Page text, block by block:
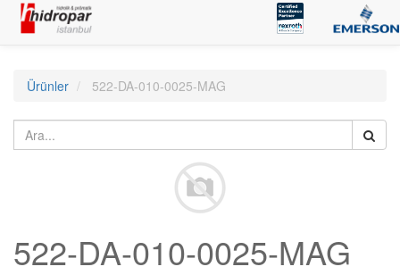
Ürünler 522-DA-010-0025-MAG
522-DA-010-0025-MAG